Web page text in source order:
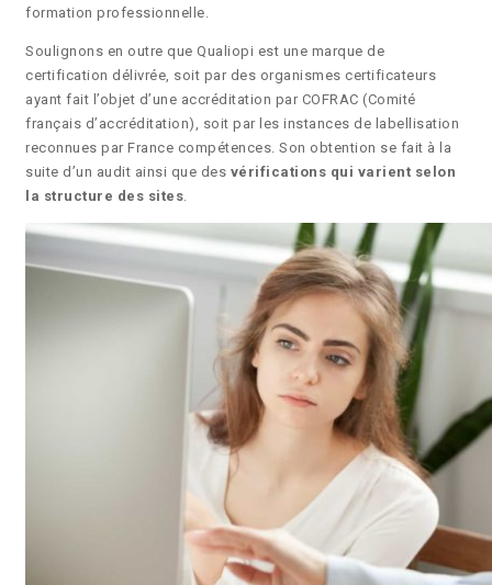
formation professionnelle.
Soulignons en outre que Qualiopi est une marque de
certification délivrée, soit par des organismes certificateurs
ayant fait l’objet d’une accréditation par COFRAC (Comité
français d’accréditation), soit par les instances de labellisation
reconnues par France compétences. Son obtention se fait à la
suite d’un audit ainsi que des vérifications qui varient selon
la structure des sites.